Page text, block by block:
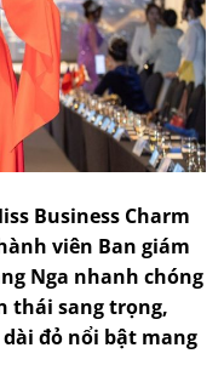
Business Charm
viên Ban giám
Nga nhanh chóng
thái sang trọng,
đỏ nổi bật mang